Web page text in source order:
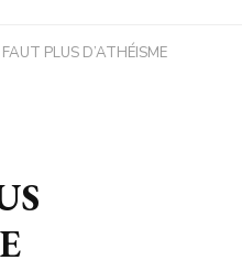
FAUT PLUS D’ATHÉISME